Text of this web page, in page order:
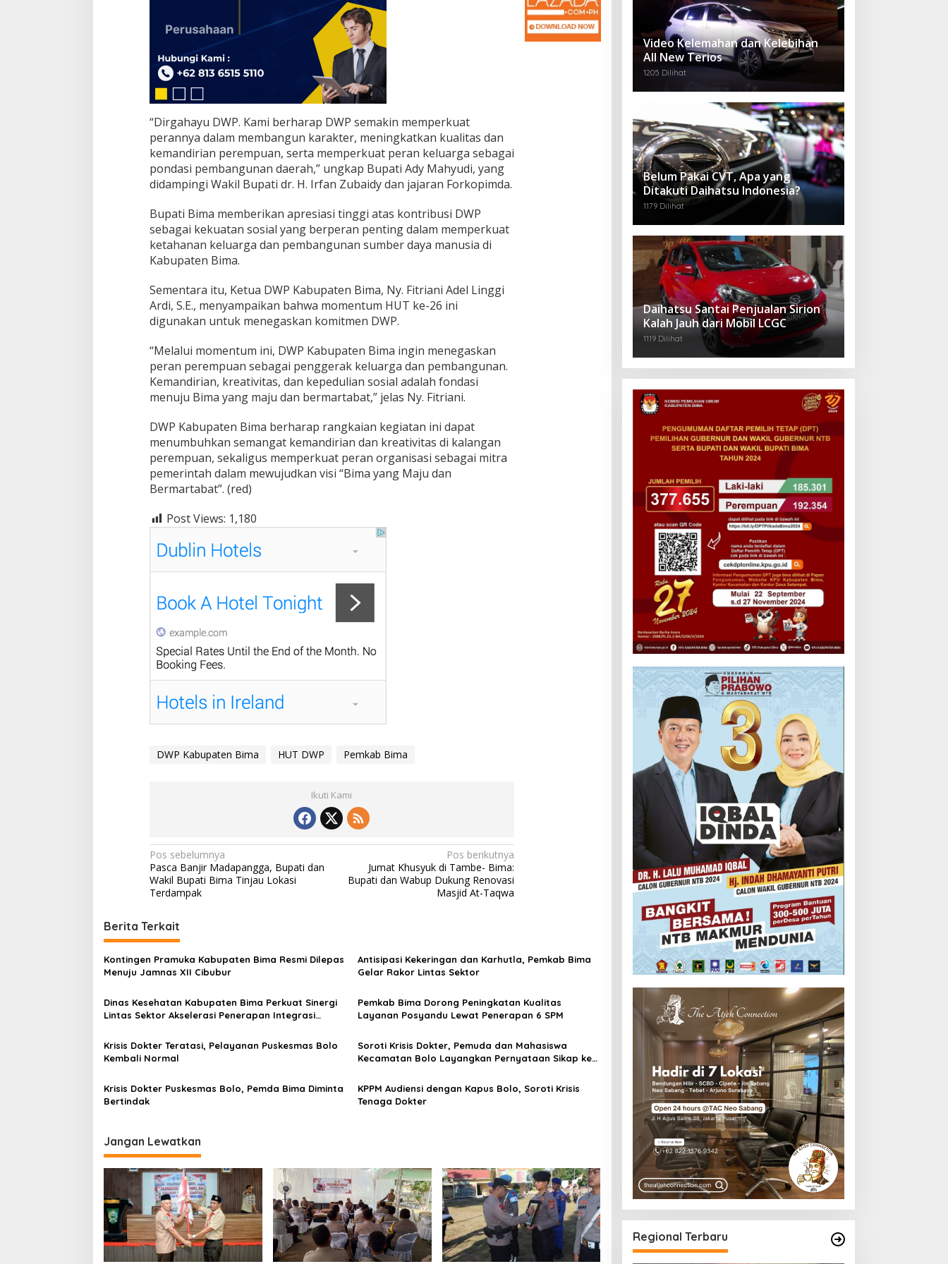
r
a
“Dirgahayu DWP. Kami berharap DWP semakin memperkuat
perannya dalam membangun karakter, meningkatkan kualitas dan
kemandirian perempuan, serta memperkuat peran keluarga sebagai
pondasi pembangunan daerah,” ungkap Bupati Ady Mahyudi, yang
didampingi Wakil Bupati dr. H. Irfan Zubaidy dan jajaran Forkopimda.
Bupati Bima memberikan apresiasi tinggi atas kontribusi DWP
sebagai kekuatan sosial yang berperan penting dalam memperkuat
ketahanan keluarga dan pembangunan sumber daya manusia di
Kabupaten Bima.
Sementara itu, Ketua DWP Kabupaten Bima, Ny. Fitriani Adel Linggi
Ardi, S.E., menyampaikan bahwa momentum HUT ke-26 ini
digunakan untuk menegaskan komitmen DWP.
“Melalui momentum ini, DWP Kabupaten Bima ingin menegaskan
peran perempuan sebagai penggerak keluarga dan pembangunan.
Kemandirian, kreativitas, dan kepedulian sosial adalah fondasi
menuju Bima yang maju dan bermartabat,” jelas Ny. Fitriani.
DWP Kabupaten Bima berharap rangkaian kegiatan ini dapat
menumbuhkan semangat kemandirian dan kreativitas di kalangan
perempuan, sekaligus memperkuat peran organisasi sebagai mitra
pemerintah dalam mewujudkan visi “Bima yang Maju dan
Bermartabat”. (red)
Post Views: 1,180
DWP Kabupaten Bima HUT DWP Pemkab Bima
Ikuti Kami
N
a
v
g
a
s
i
p
s
Pos sebelumnya
Pasca Banjir Madapangga, Bupati dan
Wakil Bupati Bima Tinjau Lokasi
Terdampak
Pos berikutnya
Jumat Khusyuk di Tambe- Bima:
Bupati dan Wabup Dukung Renovasi
Masjid At-Taqwa
Berita Terkait
Kontingen Pramuka Kabupaten Bima Resmi Dilepas
Menuju Jamnas XII Cibubur
Antisipasi Kekeringan dan Karhutla, Pemkab Bima
Gelar Rakor Lintas Sektor
Dinas Kesehatan Kabupaten Bima Perkuat Sinergi
Lintas Sektor Akselerasi Penerapan Integrasi
Pemkab Bima Dorong Peningkatan Kualitas
Layanan Posyandu Lewat Penerapan 6 SPM
Krisis Dokter Teratasi, Pelayanan Puskesmas Bolo
Kembali Normal
Soroti Krisis Dokter, Pemuda dan Mahasiswa
Kecamatan Bolo Layangkan Pernyataan Sikap ke
Krisis Dokter Puskesmas Bolo, Pemda Bima Diminta
Bertindak
KPPM Audiensi dengan Kapus Bolo, Soroti Krisis
Tenaga Dokter
Jangan Lewatkan
Video Kelemahan dan Kelebihan
All New Terios
1205 Dilihat
Belum Pakai CVT, Apa yang
Ditakuti Daihatsu Indonesia?
1179 Dilihat
Daihatsu Santai Penjualan Sirion
Kalah Jauh dari Mobil LCGC
1119 Dilihat
Regional Terbaru